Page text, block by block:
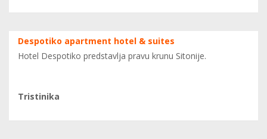
Despotiko apartment hotel & suites
Hotel Despotiko predstavlja pravu krunu Sitonije.
Tristinika